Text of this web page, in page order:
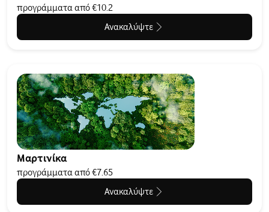
προγράμματα από €10.2
Ανακαλύψτε
Μαρτινίκα
προγράμματα από €7.65
Ανακαλύψτε